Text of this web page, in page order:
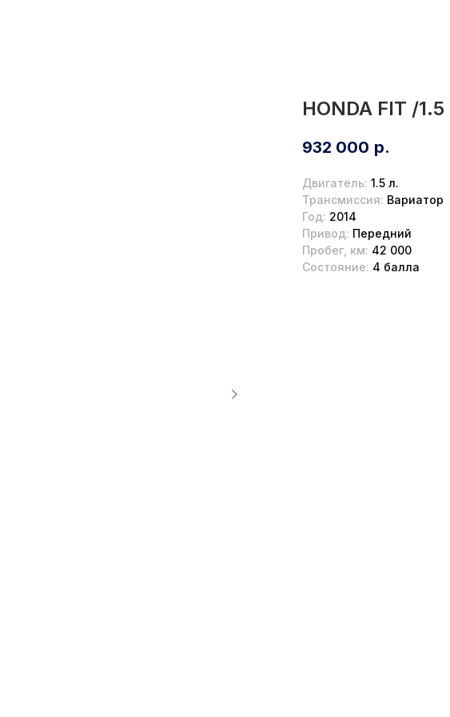
HONDA FIT /1.5
932 000 р.
Двигатель: 1.5 л.
Трансмиссия: Вариатор
Год: 2014
Привод: Передний
Пробег, км: 42 000
Состояние: 4 балла